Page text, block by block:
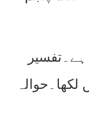
لکھا۔حوالہ